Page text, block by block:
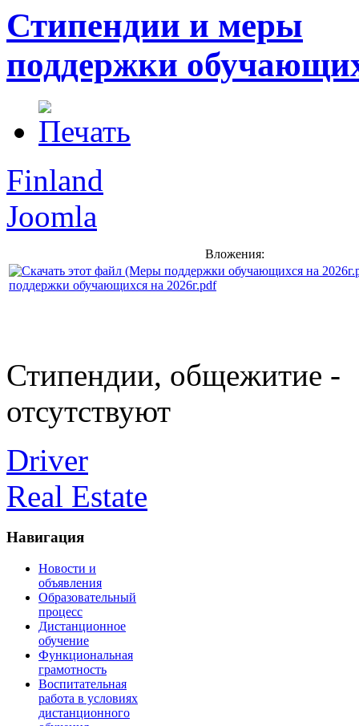
Стипендии и меры
поддержки
Finland
Joomla
Вложения:
поддержки обучающихся на 2026г.pdf
Стипендии, общежитие -
отсутствуют
Driver
Real Estate
Навигация
Новости и
объявления
Образовательный
процесс
Дистанционное
обучение
Функциональная
грамотность
Воспитательная
работа в условиях
дистанционного